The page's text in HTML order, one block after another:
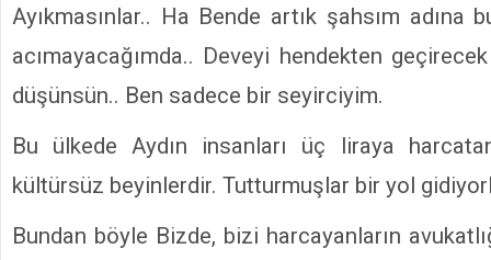
Ayıkmasınlar.. Ha Bende artık şahsım adına
acımayacağımda.. Deveyi hendekten
düşünsün.. Ben sadece bir seyirciyim.
Bu ülkede Aydın insanları üç liraya
kültürsüz beyinlerdir. Tutturmuşlar bir yol
Bundan böyle Bizde, bizi harcayanların